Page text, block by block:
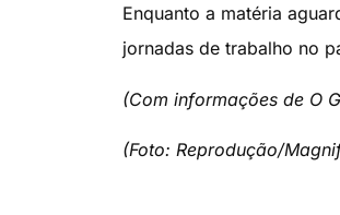
Enquanto a matéria
jornadas de trabalho no
(Com informações de O
(Foto: Reprodução/